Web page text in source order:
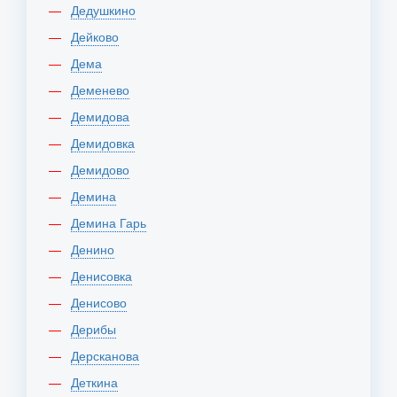
Дедушкино
Дейково
Дема
Деменево
Демидова
Демидовка
Демидово
Демина
Демина Гарь
Денино
Денисовка
Денисово
Дерибы
Дерсканова
Деткина